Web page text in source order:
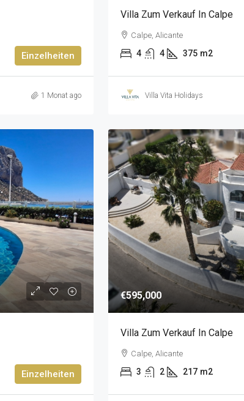
Einzelheiten
1 Monat ago
Villa Zum Verkauf In Calpe
Calpe, Alicante
4 4 375 m2
Villa Vita Holidays
Einzelheiten
€595,000
Villa Zum Verkauf In Calpe
Calpe, Alicante
3 2 217 m2